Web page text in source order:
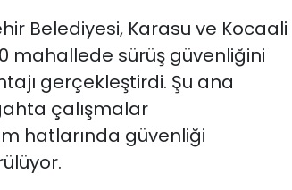
Belediyesi, Karasu ve Kocaali
mahallede sürüş güvenliğini
gerçekleştirdi. Şu ana
çalışmalar
hatlarında güvenliği